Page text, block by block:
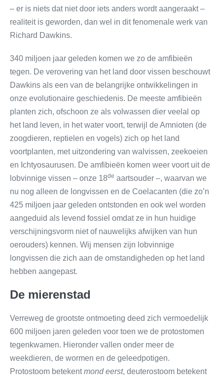
– er is niets dat niet door iets anders wordt aangeraakt –
realiteit is geworden, dan wel in dit fenomenale werk van
Richard Dawkins.
340 miljoen jaar geleden komen we zo de amfibieën
tegen. De verovering van het land door vissen beschouwt
Dawkins als een van de belangrijke ontwikkelingen in
onze evolutionaire geschiedenis. De meeste amfibieën
planten zich, ofschoon ze als volwassen dier veelal op
het land leven, in het water voort, terwijl de Amnioten (de
zoogdieren, reptielen en vogels) zich op het land
voortplanten, met uitzondering van walvissen, zeekoeien
en Ichtyosaurusen. De amfibieën komen weer voort uit de
lobvinnige vissen – onze 18de aartsouder –, waarvan we
nu nog alleen de longvissen en de Coelacanten (die zo’n
425 miljoen jaar geleden ontstonden en ook wel worden
aangeduid als levend fossiel omdat ze in hun huidige
verschijningsvorm niet of nauwelijks afwijken van hun
oerouders) kennen. Wij mensen zijn lobvinnige
longvissen die zich aan de omstandigheden op het land
hebben aangepast.
De mierenstad
Verreweg de grootste ontmoeting deed zich vermoedelijk
600 miljoen jaren geleden voor toen we de protostomen
tegenkwamen. Hieronder vallen onder meer de
weekdieren, de wormen en de geleedpotigen.
Protostoom betekentmond eerst, deuterostoom betekent